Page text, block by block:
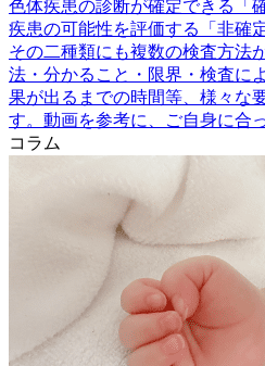
色体疾患の診断が確定できる「
疾患の可能性を評価する「非確
その二種類にも複数の検査方法
法・分かること・限界・検査に
果が出るまでの時間等、様々な
す。動画を参考に、ご自身に合
コラム